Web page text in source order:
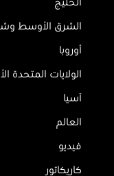
الخليج
الشرق الأوسط
أوروبا
الولايات المتحدة
آسيا
العالم
فيديو
كاريكاتور